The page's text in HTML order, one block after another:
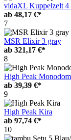
vidaXL Kuppelzelt 4
ab 48,17 €*
7
MSR Elixir 3 gray
ab 321,17 €*
8
High Peak
ab 39,39 €*
9
High Peak Kira
ab 97,74 €*
10